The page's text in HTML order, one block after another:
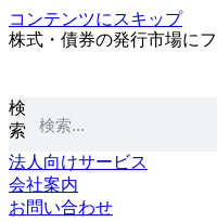
コンテンツにスキップ
株式・債券の発行市場に
検
索
法人向けサービス
会社案内
お問い合わせ